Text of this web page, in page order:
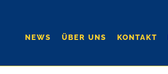
NEWS ÜBER UNS KONTAKT